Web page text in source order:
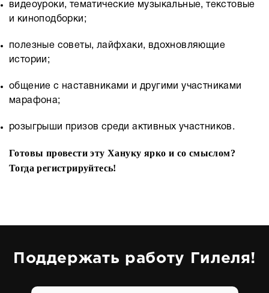
видеоуроки, тематические музыкальные, текстовые
и киноподборки;
полезные советы, лайфхаки, вдохновляющие
истории;
общение с наставниками и другими участниками
марафона;
розыгрыши призов среди активных участников.
Готовы провести эту Хануку ярко и со смыслом?
Тогда регистрируйтесь!
Поддержать работу Гилеля!